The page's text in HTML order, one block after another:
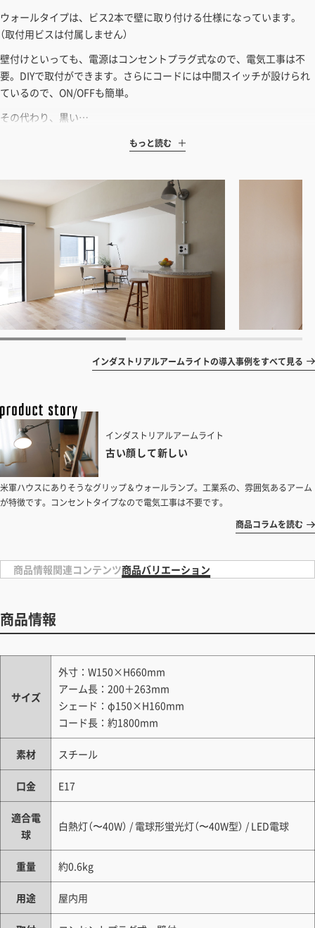
ウォールタイプは、ビス2本で壁に取り付ける仕様になっています。
（取付用ビスは付属しません）
壁付けといっても、電源はコンセントプラグ式なので、電気工事は不
要。DIYで取付ができます。さらにコードには中間スイッチが設けられ
ているので、ON/OFFも簡単。
その代わり、黒い…
もっと読む
インダストリアルアームライトの導入事例をすべて見る
インダストリアルアームライト
古い顔して新しい
米軍ハウスにありそうなグリップ＆ウォールランプ。工業系の、雰囲気あるアーム
が特徴です。コンセントタイプなので電気工事は不要です。
商品コラムを読む
商品情報関連コンテンツ商品バリエーション
商品情報
サイズ
外寸：W150×H660mm
アーム長：200＋263mm
シェード：φ150×H160mm
コード長：約1800mm
素材 スチール
口金 E17
適合電
球
白熱灯（〜40W） / 電球形蛍光灯（〜40W型） / LED電球
重量 約0.6kg
用途 屋内用